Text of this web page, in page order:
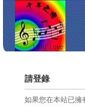
請登錄
如果您在本站已擁